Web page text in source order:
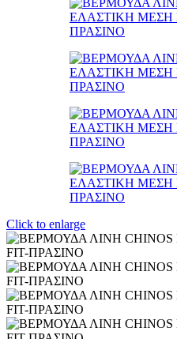
Click to enlarge